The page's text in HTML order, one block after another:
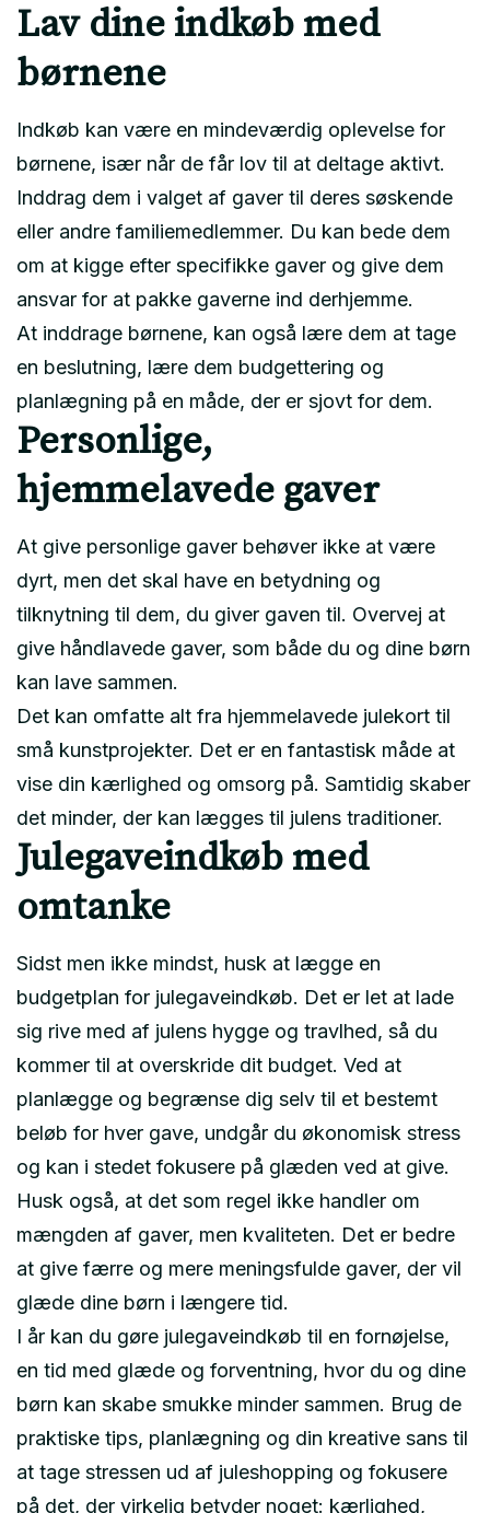
Lav dine indkøb med
børnene
Indkøb kan være en mindeværdig oplevelse for
børnene, især når de får lov til at deltage aktivt.
Inddrag dem i valget af gaver til deres søskende
eller andre familiemedlemmer. Du kan bede dem
om at kigge efter specifikke gaver og give dem
ansvar for at pakke gaverne ind derhjemme.
At inddrage børnene, kan også lære dem at tage
en beslutning, lære dem budgettering og
planlægning på en måde, der er sjovt for dem.
Personlige,
hjemmelavede gaver
At give personlige gaver behøver ikke at være
dyrt, men det skal have en betydning og
tilknytning til dem, du giver gaven til. Overvej at
give håndlavede gaver, som både du og dine børn
kan lave sammen.
Det kan omfatte alt fra hjemmelavede julekort til
små kunstprojekter. Det er en fantastisk måde at
vise din kærlighed og omsorg på. Samtidig skaber
det minder, der kan lægges til julens traditioner.
Julegaveindkøb med
omtanke
Sidst men ikke mindst, husk at lægge en
budgetplan for julegaveindkøb. Det er let at lade
sig rive med af julens hygge og travlhed, så du
kommer til at overskride dit budget. Ved at
planlægge og begrænse dig selv til et bestemt
beløb for hver gave, undgår du økonomisk stress
og kan i stedet fokusere på glæden ved at give.
Husk også, at det som regel ikke handler om
mængden af gaver, men kvaliteten. Det er bedre
at give færre og mere meningsfulde gaver, der vil
glæde dine børn i længere tid.
I år kan du gøre julegaveindkøb til en fornøjelse,
en tid med glæde og forventning, hvor du og dine
børn kan skabe smukke minder sammen. Brug de
praktiske tips, planlægning og din kreative sans til
at tage stressen ud af juleshopping og fokusere
på det, der virkelig betyder noget: kærlighed,